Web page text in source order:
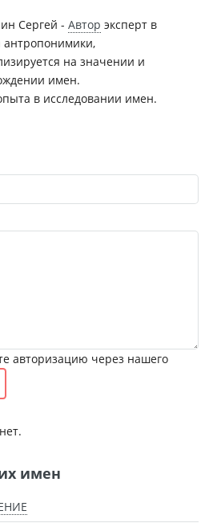
Сергей - Автор эксперт в
антропонимики,
на значении и
имен.
в исследовании имен.
авторизацию через нашего
имен